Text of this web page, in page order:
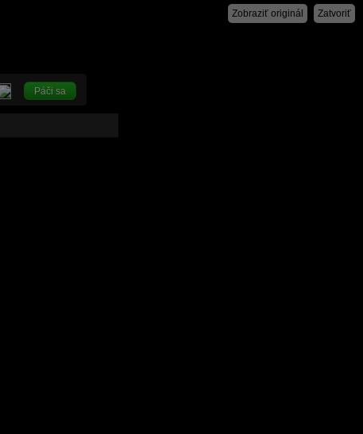
Zatvoriť
Zobraziť originál
Páči sa